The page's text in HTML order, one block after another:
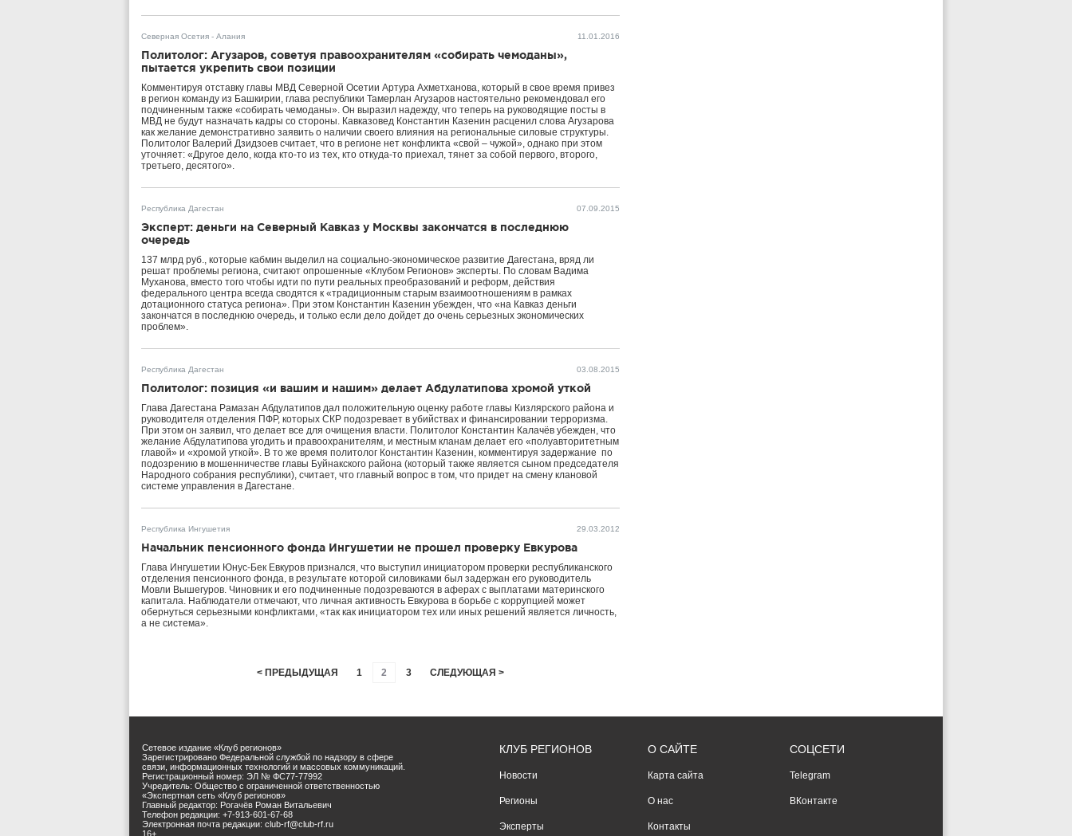
Северная Осетия - Алания 11.01.2016
Политолог: Агузаров, советуя правоохранителям «собирать чемоданы»,
пытается укрепить свои позиции
Комментируя отставку главы МВД Северной Осетии Артура Ахметханова, который в свое время привез
в регион команду из Башкирии, глава республики Тамерлан Агузаров настоятельно рекомендовал его
подчиненным также «собирать чемоданы». Он выразил надежду, что теперь на руководящие посты в
МВД не будут назначать кадры со стороны. Кавказовед Константин Казенин расценил слова Агузарова
как желание демонстративно заявить о наличии своего влияния на региональные силовые структуры.
Политолог Валерий Дзидзоев считает, что в регионе нет конфликта «свой – чужой», однако при этом
уточняет: «Другое дело, когда кто-то из тех, кто откуда-то приехал, тянет за собой первого, второго,
третьего, десятого».
Республика Дагестан 07.09.2015
Эксперт: деньги на Северный Кавказ у Москвы закончатся в последнюю
очередь
137 млрд руб., которые кабмин выделил на социально-экономическое развитие Дагестана, вряд ли
решат проблемы региона, считают опрошенные «Клубом Регионов» эксперты. По словам Вадима
Муханова, вместо того чтобы идти по пути реальных преобразований и реформ, действия
федерального центра всегда сводятся к «традиционным старым взаимоотношениям в рамках
дотационного статуса региона». При этом Константин Казенин убежден, что «на Кавказ деньги
закончатся в последнюю очередь, и только если дело дойдет до очень серьезных экономических
проблем».
Республика Дагестан 03.08.2015
Политолог: позиция «и вашим и нашим» делает Абдулатипова хромой уткой
Глава Дагестана Рамазан Абдулатипов дал положительную оценку работе главы Кизлярского района и
руководителя отделения ПФР, которых СКР подозревает в убийствах и финансировании терроризма.
При этом он заявил, что делает все для очищения власти. Политолог Константин Калачёв убежден, что
желание Абдулатипова угодить и правоохранителям, и местным кланам делает его «полуавторитетным
главой» и «хромой уткой». В то же время политолог Константин Казенин, комментируя задержание по
подозрению в мошенничестве главы Буйнакского района (который также является сыном председателя
Народного собрания республики), считает, что главный вопрос в том, что придет на смену клановой
системе управления в Дагестане.
Республика Ингушетия 29.03.2012
Начальник пенсионного фонда Ингушетии не прошел проверку Евкурова
Глава Ингушетии Юнус-Бек Евкуров признался, что выступил инициатором проверки республиканского
отделения пенсионного фонда, в результате которой силовиками был задержан его руководитель
Мовли Вышегуров. Чиновник и его подчиненные подозреваются в аферах с выплатами материнского
капитала. Наблюдатели отмечают, что личная активность Евкурова в борьбе с коррупцией может
обернуться серьезными конфликтами, «так как инициатором тех или иных решений является личность,
а не система».
< ПРЕДЫДУЩАЯ 1 2 3 СЛЕДУЮЩАЯ >
Сетевое издание «Клуб регионов»
Зарегистрировано Федеральной службой по надзору в сфере
связи, информационных технологий и массовых коммуникаций.
Регистрационный номер: ЭЛ № ФС77-77992
Учредитель: Общество с ограниченной ответственностью
«Экспертная сеть «Клуб регионов»
Главный редактор: Рогачёв Роман Витальевич
Телефон редакции: +7-913-601-67-68
Электронная почта редакции: club-rf@club-rf.ru
16+
КЛУБ РЕГИОНОВ
Новости
Регионы
Эксперты
О САЙТЕ
Карта сайта
О нас
Контакты
СОЦСЕТИ
Telegram
ВКонтакте